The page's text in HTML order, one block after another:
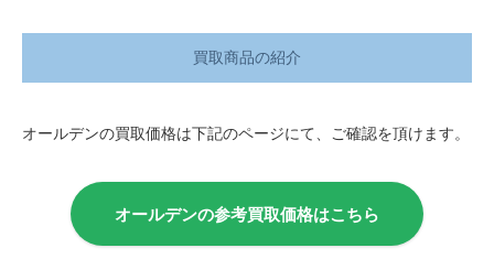
買取商品の紹介
オールデンの買取価格は下記のページにて、ご確認を頂けます。
オールデンの参考買取価格はこちら